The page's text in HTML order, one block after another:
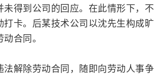
到公司的回应。在此情形下， 不
卡。 后某技术公司以沈先生构成旷
合同。
解除劳动合同，随即向劳动人事争